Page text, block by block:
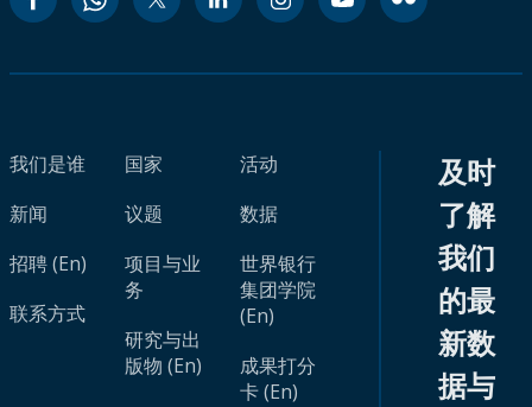
我们是谁
新闻
招聘 (En)
联系方式
国家
议题
项目与业
务
研究与出
版物 (En)
活动
数据
世界银行
集团学院
(En)
成果打分
卡 (En)
及时
了解
我们
的最
新数
据与